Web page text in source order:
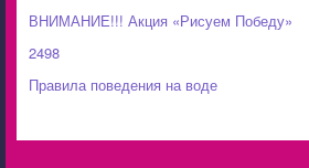
ВНИМАНИЕ!!! Акция «Рисуем Победу»
2498
Правила поведения на воде